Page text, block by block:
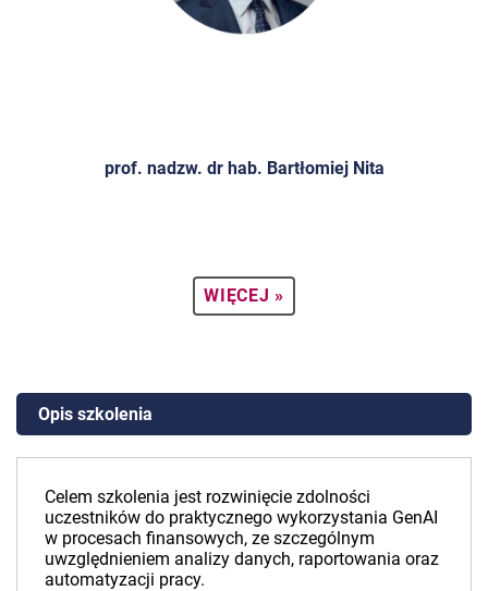
prof. nadzw. dr hab. Bartłomiej Nita
WIĘCEJ »
Opis szkolenia
Celem szkolenia jest rozwinięcie zdolności
uczestników do praktycznego wykorzystania GenAI
w procesach finansowych, ze szczególnym
uwzględnieniem analizy danych, raportowania oraz
automatyzacji pracy.